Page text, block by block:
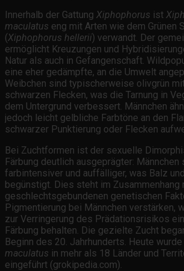
Innerhalb der Gattung Xiphophorus ist
maculatus eng mit Arten wie dem Grünen
(Xiphophorus hellerii) verwandt. Der
ermöglicht Kreuzungen und
Natur als auch in Gefangenschaft.
eine eher gedämpfte, an die Umwelt
Weibchen sind typischerweise olivgrün
schwarzen Flecken, was die Tarnung in
dem Untergrund verbessert. Männchen
jedoch leicht gelbliche Farbtöne an den
schwarzer Punktierung oder Flecken
Bei Zuchtformen ist der sexuelle
Färbung deutlich ausgeprägter:
farbintensiver und auffälliger, was Balz
begünstigt. Dies steht im Zusammenhang
geschlechtsgebundenen genetischen
Pigmentierung bei Männchen verstärken,
zur Verringerung des Prädationsrisikos
Färbung behalten. Die gezielte Zucht
Beginn des 20. Jahrhunderts. Heute wurde
maculatus in mehr als 18 Länder und
eingeführt (grokipedia.com).